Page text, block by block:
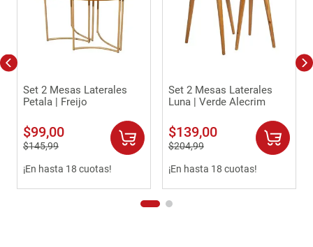
Set 2 Mesas Laterales
Petala | Freijo
$99,00
$145,99
¡En hasta 18 cuotas!
Set 2 Mesas Laterales
Luna | Verde Alecrim
$139,00
$204,99
¡En hasta 18 cuotas!